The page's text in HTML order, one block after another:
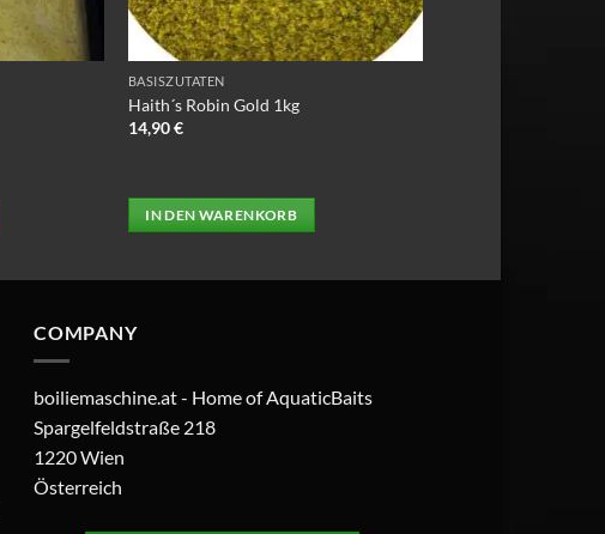
BASISZUTATEN
Haith´s Robin Gold 1kg
14,90€
IN DEN WARENKORB
COMPANY
boiliemaschine.at - Home of AquaticBaits
Spargelfeldstraße 218
1220 Wien
Österreich